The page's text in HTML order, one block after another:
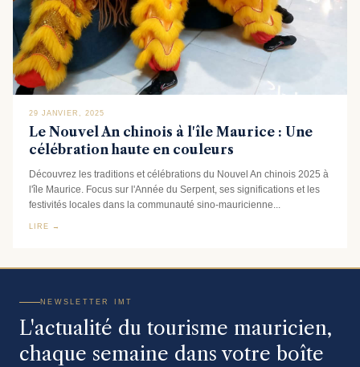
29 JANVIER, 2025
Le Nouvel An chinois à l'île Maurice : Une
célébration haute en couleurs
Découvrez les traditions et célébrations du Nouvel An chinois 2025 à
l'île Maurice. Focus sur l'Année du Serpent, ses significations et les
festivités locales dans la communauté sino-mauricienne...
LIRE →
NEWSLETTER IMT
L'actualité du tourisme mauricien,
chaque semaine dans votre boîte